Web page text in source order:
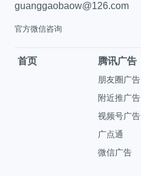
guanggaobaow@126.com
官方微信咨询
首页 腾讯广告
朋友圈广告
附近推广告
视频号广告
广点通
微信广告